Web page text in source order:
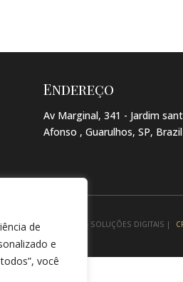
de
e
você
Endereço
Av Marginal, 341 - Jardim
Afonso , Guarulhos, SP, Brazil
→ POR: CONEKI - SOLUÇÕES DIGITAIS |